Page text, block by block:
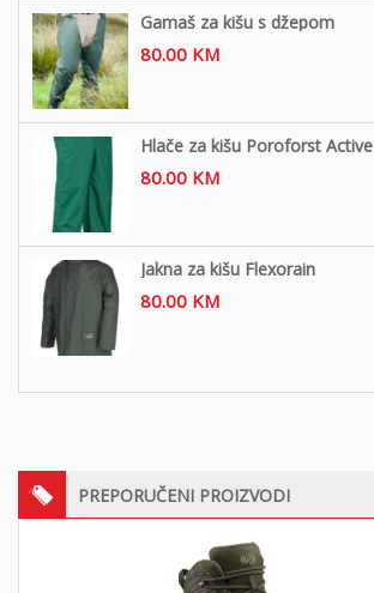
Gamaš za kišu s džepom
80.00 KM
Hlače za kišu Poroforst Active
80.00 KM
Jakna za kišu Flexorain
80.00 KM
PREPORUČENI PROIZVODI